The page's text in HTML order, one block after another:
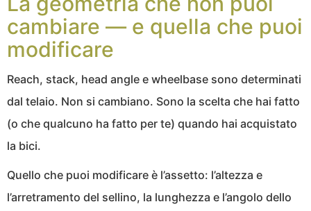
cambiare — e quella che puoi
modificare
Reach, stack, head angle e wheelbase sono determinati
dal telaio. Non si cambiano. Sono la scelta che hai fatto
(o che qualcuno ha fatto per te) quando hai acquistato
la bici.
Quello che puoi modificare è l’assetto: l’altezza e
l’arretramento del sellino, la lunghezza e l’angolo dello